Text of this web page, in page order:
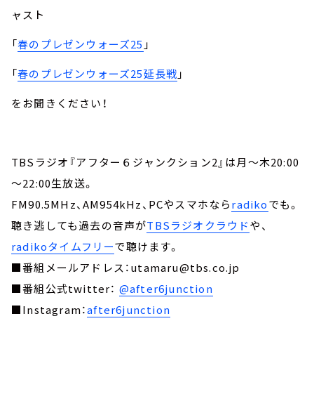
ャスト
「春のプレゼンウォーズ25 」
「春のプレゼンウォーズ25延長戦 」
をお聞きください！
TBSラジオ『アフター６ジャンクション2』は月～木20:00
～22:00生放送。
FM90.5MHz、AM954kHz、PCやスマホならradikoでも。
聴き逃しても過去の音声がTBSラジオクラウドや、
radikoタイムフリーで聴けます。
■番組メールアドレス：utamaru@tbs.co.jp
■番組公式twitter： @after6junction
■Instagram：after6junction